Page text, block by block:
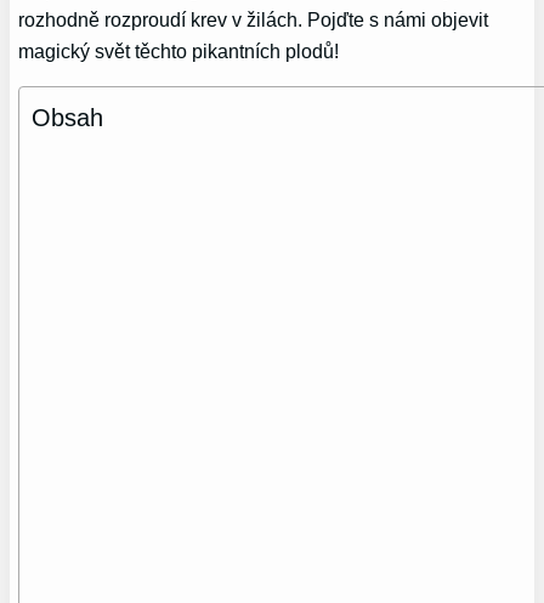
rozhodně rozproudí krev v žilách. Pojďte s námi objevit
magický svět těchto pikantních plodů!
Obsah